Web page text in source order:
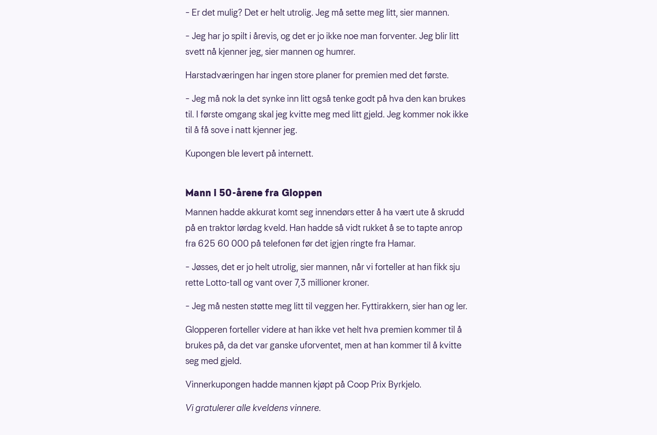
– Er det mulig? Det er helt utrolig. Jeg må sette meg litt, sier mannen.
– Jeg har jo spilt i årevis, og det er jo ikke noe man forventer. Jeg blir litt
svett nå kjenner jeg, sier mannen og humrer.
Harstadværingen har ingen store planer for premien med det første.
– Jeg må nok la det synke inn litt også tenke godt på hva den kan brukes
til. I første omgang skal jeg kvitte meg med litt gjeld. Jeg kommer nok ikke
til å få sove i natt kjenner jeg.
Kupongen ble levert på internett.
Mann i 50-årene fra Gloppen
Mannen hadde akkurat komt seg innendørs etter å ha vært ute å skrudd
på en traktor lørdag kveld. Han hadde så vidt rukket å se to tapte anrop
fra 625 60 000 på telefonen før det igjen ringte fra Hamar.
– Jøsses, det er jo helt utrolig, sier mannen, når vi forteller at han fikk sju
rette Lotto-tall og vant over 7,3 millioner kroner.
– Jeg må nesten støtte meg litt til veggen her. Fyttirakkern, sier han og ler.
Glopperen forteller videre at han ikke vet helt hva premien kommer til å
brukes på, da det var ganske uforventet, men at han kommer til å kvitte
seg med gjeld.
Vinnerkupongen hadde mannen kjøpt på Coop Prix Byrkjelo.
Vi gratulerer alle kveldens vinnere.